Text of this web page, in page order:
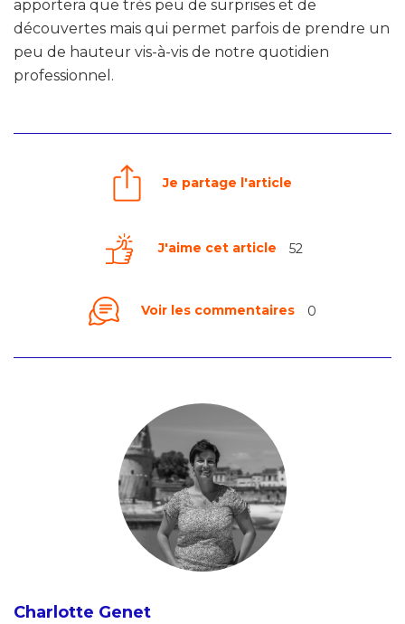
apportera que très peu de surprises et de
découvertes mais qui permet parfois de prendre un
peu de hauteur vis-à-vis de notre quotidien
professionnel.
Je partage l'article
J'aime cet article 52
Voir les commentaires 0
Charlotte Genet